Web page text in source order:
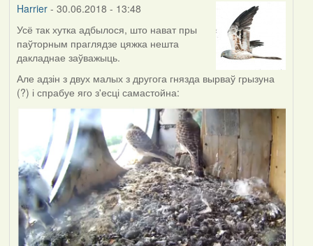
Harrier- 30.06.2018 - 13:48
Усё так хутка адбылося, што нават пры
паўторным праглядзе цяжка нешта
дакладнае заўважыць.
Але адзін з двух малых з другога гнязда вырваў грызуна
(?) і спрабуе яго з'есці самастойна: